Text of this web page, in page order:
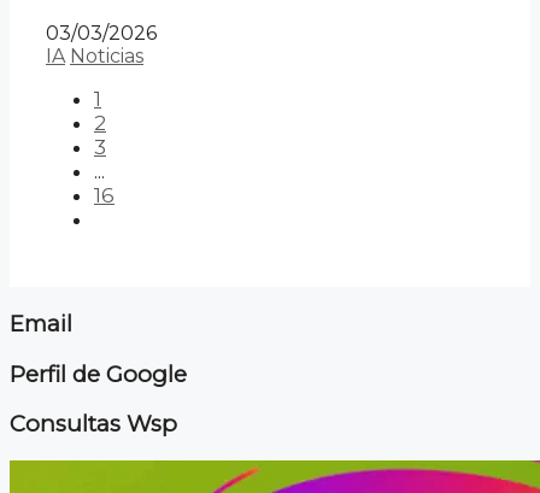
03/03/2026
IA Noticias
1
2
3
...
16
Email
Perfil de Google
Consultas Wsp